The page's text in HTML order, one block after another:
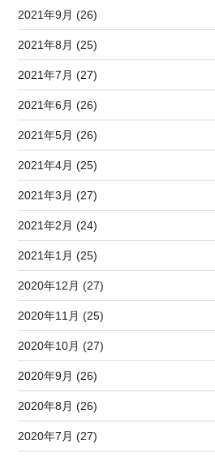
2021年9月 (26)
2021年8月 (25)
2021年7月 (27)
2021年6月 (26)
2021年5月 (26)
2021年4月 (25)
2021年3月 (27)
2021年2月 (24)
2021年1月 (25)
2020年12月 (27)
2020年11月 (25)
2020年10月 (27)
2020年9月 (26)
2020年8月 (26)
2020年7月 (27)